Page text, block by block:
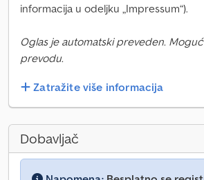
informacija u odeljku „Impressum“).
Oglas je automatski preveden.
prevodu.
Zatražite više informacija
Dobavljač